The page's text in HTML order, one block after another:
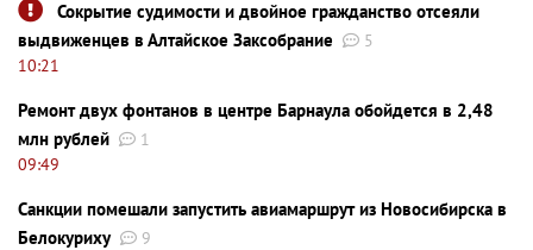
Сокрытие судимости и двойное гражданство отсеяли
выдвиженцев в Алтайское Заксобрание
5
10:21
Ремонт двух фонтанов в центре Барнаула обойдется в 2,48
млн рублей
1
09:49
Санкции помешали запустить авиамаршрут из Новосибирска в
Белокуриху
9